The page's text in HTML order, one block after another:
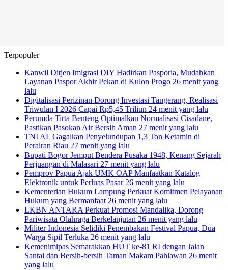
Terpopuler
Kanwil Ditjen Imigrasi DIY Hadirkan Pasporia, Mudahkan
Layanan Paspor Akhir Pekan di Kulon Progo 26 menit yang
lalu
Digitalisasi Perizinan Dorong Investasi Tangerang, Realisasi
Triwulan I 2026 Capai Rp5,45 Triliun 24 menit yang lalu
Perumda Tirta Benteng Optimalkan Normalisasi Cisadane,
Pastikan Pasokan Air Bersih Aman 27 menit yang lalu
TNI AL Gagalkan Penyelundupan 1,3 Ton Ketamin di
Perairan Riau 27 menit yang lalu
Bupati Bogor Jemput Bendera Pusaka 1948, Kenang Sejarah
Perjuangan di Malasari 27 menit yang lalu
Pemprov Papua Ajak UMK OAP Manfaatkan Katalog
Elektronik untuk Perluas Pasar 26 menit yang lalu
Kementerian Hukum Lampung Perkuat Komitmen Pelayanan
Hukum yang Bermanfaat 26 menit yang lalu
LKBN ANTARA Perkuat Promosi Mandalika, Dorong
Pariwisata Olahraga Berkelanjutan 26 menit yang lalu
Militer Indonesia Selidiki Penembakan Festival Papua, Dua
Warga Sipil Terluka 26 menit yang lalu
Kemenimipas Semarakkan HUT ke-81 RI dengan Jalan
Santai dan Bersih-bersih Taman Makam Pahlawan 26 menit
yang lalu